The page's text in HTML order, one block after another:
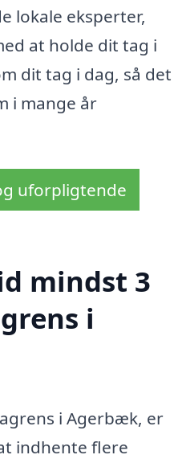
lokale eksperter,
at holde dit tag i
dit tag i dag, så det
i mange år
uforpligtende
mindst 3
i
i Agerbæk, er
indhente flere